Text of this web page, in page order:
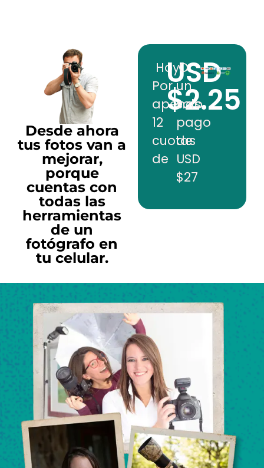
Desde ahora
tus fotos van a
mejorar,
porque
cuentas con
todas las
herramientas
de un
fotógrafo en
tu celular.
Hoy
Por
apenas
12
cuotas
de
USD
$2.25
O
un
solo
pago
de
USD
$27